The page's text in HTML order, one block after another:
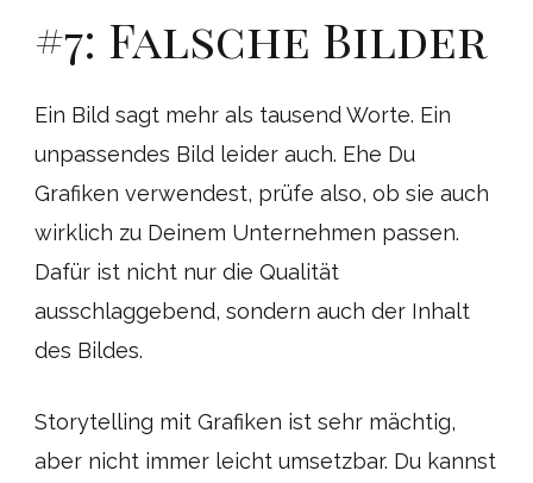
#7: Falsche Bilder
Ein Bild sagt mehr als tausend Worte. Ein
unpassendes Bild leider auch. Ehe Du
Grafiken verwendest, prüfe also, ob sie auch
wirklich zu Deinem Unternehmen passen.
Dafür ist nicht nur die Qualität
ausschlaggebend, sondern auch der Inhalt
des Bildes.
Storytelling mit Grafiken ist sehr mächtig,
aber nicht immer leicht umsetzbar. Du kannst